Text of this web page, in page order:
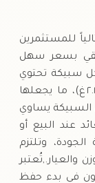
جرام عيار ٢١ خياراً مثالياً للمستثمرين
بسعر سهل
نقاوة ٠.٨٧٥، أي أن كل سبيكة تحتوي
على ٢.٢ جرام تقريباً من الذهب الخالص (٢.٢ غ)، ما يجعلها
السبيكة يساوي
عند البيع أو
وتلتزم
والعيار.,تُعتبر
يرغبون في بدء حفظ